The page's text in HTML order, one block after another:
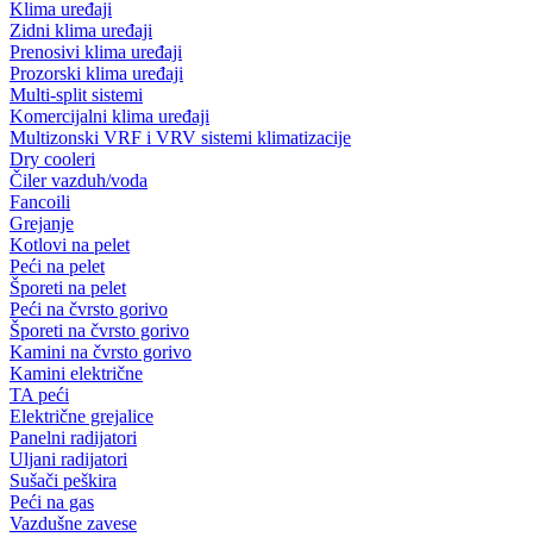
Klima uređaji
Zidni klima uređaji
Prenosivi klima uređaji
Prozorski klima uređaji
Multi-split sistemi
Komercijalni klima uređaji
Multizonski VRF i VRV sistemi klimatizacije
Dry cooleri
Čiler vazduh/voda
Fancoili
Grejanje
Kotlovi na pelet
Peći na pelet
Šporeti na pelet
Peći na čvrsto gorivo
Šporeti na čvrsto gorivo
Kamini na čvrsto gorivo
Kamini električne
TA peći
Električne grejalice
Panelni radijatori
Uljani radijatori
Sušači peškira
Peći na gas
Vazdušne zavese